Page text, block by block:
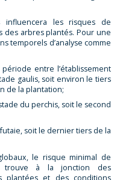
influencera les risques de
des arbres plantés. Pour une
temporels d’analyse comme
entre l’établissement
gaulis, soit environ le tiers
de la plantation;
du perchis, soit le second
soit le dernier tiers de la
le risque minimal de
trouve à la jonction des